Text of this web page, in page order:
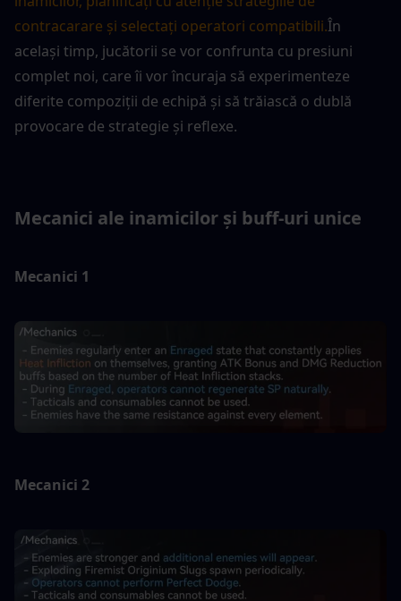
contracarare și selectați operatori compatibili.În
același timp, jucătorii se vor confrunta cu presiuni
complet noi, care îi vor încuraja să experimenteze
diferite compoziții de echipă și să trăiască o dublă
provocare de strategie și reflexe.
Mecanici ale inamicilor și buff-uri unice
Mecanici 1
Mecanici 2